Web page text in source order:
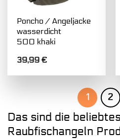
Poncho / Angeljacke
wasserdicht
500 khaki
39,99€
1 2
Das sind die
Raubfischangeln